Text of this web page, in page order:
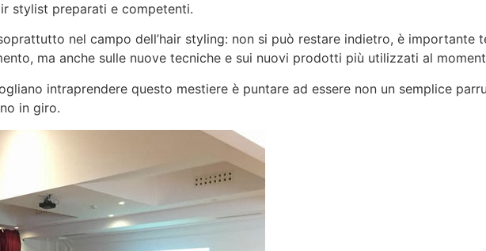
stylist preparati e competenti.
nel campo dell’hair styling: non si può restare indietro, è importante
ma anche sulle nuove tecniche e sui nuovi prodotti più utilizzati al
intraprendere questo mestiere è puntare ad essere non un semplice
in giro.